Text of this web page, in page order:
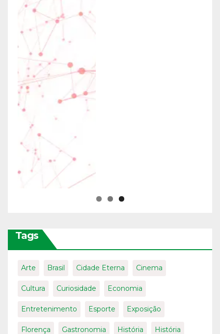
Tags
Arte Brasil Cidade Eterna Cinema
Cultura Curiosidade Economia
Entretenimento Esporte Exposição
Florença Gastronomia História História